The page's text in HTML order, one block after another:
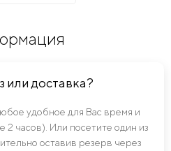
или доставка?
удобное для Вас время и
2 часов). Или посетите один из
оставив резерв через